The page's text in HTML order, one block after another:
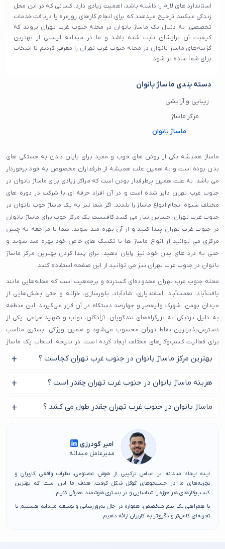
استاندارد های لازم را داشته باشد، اهمیت زیادی دارد. کسانی که در این محل
زندگی میکنند ترجیح میدهند که برای انجام کارهای روزمره یا دریافت خدمات
تخصصی، به دنبال یک ماساژ بانوان در محله جنوب غرب تهران بروند که
کیفیت آن برایشان ثابت شده باشد و ما در میدانه لیستی از بهترین
گزینه‌های ماساژ بانوان در محله جنوب غرب تهران را معرفی کردیم تا انتخاب
برای شما ساده‌ تر شود.
دسته بندی ماساژ بانوان
زیبایی و آرایشی
مرکز ماساژ
ماساژ بانوان
ماساژ همیشه یکی از روش های خوب و مفید برای پایان دادن به خستگی های
بدن بوده است و به همین علت همیشه از طرفداران مخصوص به خود برخوردار
می باشد. به علت همین پرطرفدار بودن است که مراکز زیادی برای ماساژ بانوان در
جنوب غرب تهران دایر شده است و در آن افراد حرفه ای با شرکت در دوره های
مختلف شیوه انجام انواع ماساژ را بلدند. اگر شما نیز به یک ماساژ خوب بانوان در
جنوب غرب تهران احساس نیاز می کنید کافیست یک مرکز خوب برای ماساژ بانوان
در جنوب غرب تهران پیدا کنید و از آن بهره مند شوید. شما با مراجعه به چنین
مرکزی می توانید از انواع ماساژ ها با تکنیک های خاص خود بهره مند شوید و
حتی به درد های بدن خود نیز پایان دهید. برای پیدا کردن بهترین مرکز ماساژ
بانوان در جنوب غرب تهران نیز می توانید از این صفحه استفاده کنید.
محله جنوب غرب تهران محدوده‌ای گسترده و پرجمعیت است که محله‌هایی مانند
یافت‌آباد، نعمت‌آباد، اسفندیاری، شادآباد، بلورسازی، خزانه و حتی بخش‌هایی از
میدان بهمن، شهرک ولیعصر و چهارصد دستگاه در آن قرار می‌گیرند. این منطقه
به دلیل نزدیکی به بزرگراه‌های تندگویان، آزادگان، نواب و شهید چراغی، یکی از
دسترس‌پذیرترین نقاط تهران محسوب می‌شود و همین ویژگی، بستری مناسب
برای فعالیت کسب‌وکارهای مختلف ایجاد کرده است. در نتیجه، انتخاب یک ماساژ
بانوان در محله جنوب غرب تهران که از نظر کیفیت، سابقه و رضایت کاربران در
افراد زیادی از محله‌های اطراف مانند خزانه، یافت‌آباد، نعمت‌آباد، باغ آذری، شادآباد و
ماساژ بانوان در محله جنوب غرب تهران هستند. تنوع زیاد کسب‌وکارها باعث شده
ماساژ بانوان در محله جنوب غرب تهران را در میدانه معرفی میکنیم. بررسی نظر
کاربران، سابقه کاری و کیفیت ارائه خدمات، معیار اصلی ما در تهیه این لیست
اگر شما هم در این محدوده زندگی می‌کنید یا رفت‌وآمد دارید، یک ماساژ بانوان در
محله جنوب غرب تهران که استانداردهای لازم را داشته باشد می‌تواند بسیاری از
نگرانی‌های شما را کاهش دهد. انتخاب درست ماساژ بانوان در محله جنوب غرب
تهران به معنای صرفه‌جویی در وقت، دریافت خدمات باکیفیت و تجربه‌ای مطمئن
است. با آگاهی بیشتر، پیدا کردن ماساژ بانوان در محله جنوب غرب تهران به کاری
بهترین مرکز ماساژ بانوان در جنوب غرب تهران کجاست ؟
برای پیدا کردن بهترین مرکز ماساژ بانوان در جنوب غرب تهران با ما
هزینه ماساژ بانوان در جنوب غرب تهران چقدر است ؟
بر اساس نوع سالن شما و نوع ماساژ هزینه ماساژ بانوان در جنوب
ماساژ بانوان در جنوب غرب تهران چقدر طول می کشد ؟
مدت زمان این جلسات بر اساس نوع ماساژ متفاوت است.
امیر گودرزی
مدیرعامل میدانه
ایده ایجاد میدانه بر اساس ترکیبی از هوش مصنوعی، نظرات واقعی کاربران و
تجربه‌های ما در جستجوهای گوگل شکل گرفت. هدف ما این است که بهترین
کسب‌وکارهای هر حوزه را شناسایی و در بستری هوشمند معرفی کنیم.
با همراهی یک تیم متخصص، همواره در حال به‌روزرسانی و توسعه میدانه هستیم تا
تجربه‌ای کامل‌تر و دقیق‌تر به کاربران ارائه دهیم.